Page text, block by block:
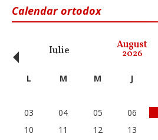
Calendar ortodox
Iulie August
2026
‹ L M M J
03
04 05 06
10
11 12 13